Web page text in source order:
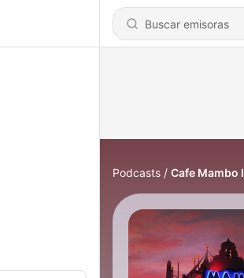
Podcasts Cafe Mambo